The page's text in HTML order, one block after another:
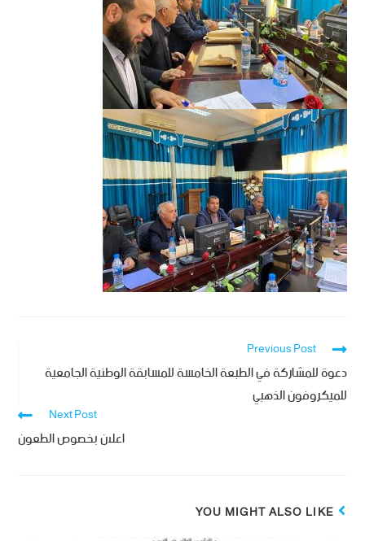
Previous Post
دعوة للمشاركة في الطبعة الخامسة للمسابقة الوطنية الجامعية
للميكروفون الذهبي
Next Post
اعلان بخصوص الطعون
YOU MIGHT ALSO LIKE